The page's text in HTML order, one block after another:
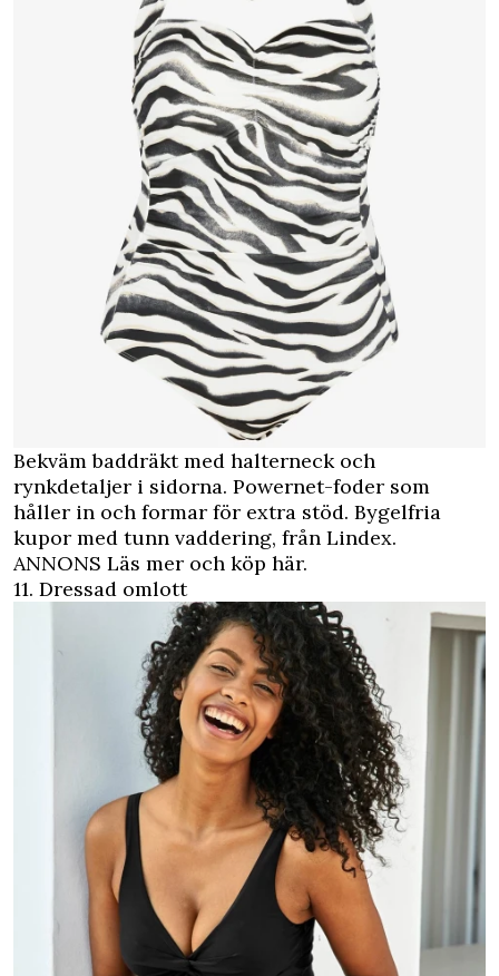
Bekväm baddräkt med halterneck och
rynkdetaljer i sidorna. Powernet-foder som
håller in och formar för extra stöd. Bygelfria
kupor med tunn vaddering, från Lindex.
ANNONS Läs mer och köp här.
11. Dressad omlott